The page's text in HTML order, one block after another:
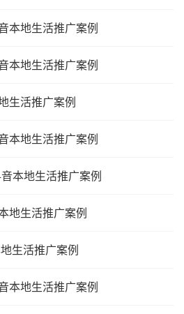
本地生活推广案例
本地生活推广案例
生活推广案例
本地生活推广案例
本地生活推广案例
地生活推广案例
生活推广案例
本地生活推广案例